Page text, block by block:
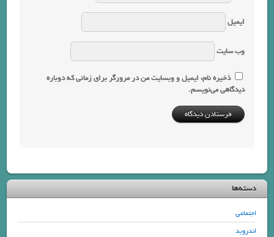
ایمیل
وب‌ سایت
ذخیره نام، ایمیل و وبسایت من در مرورگر برای زمانی که دوباره
دیدگاهی می‌نویسم.
دسته‌ها
اجتماعی
اندروید